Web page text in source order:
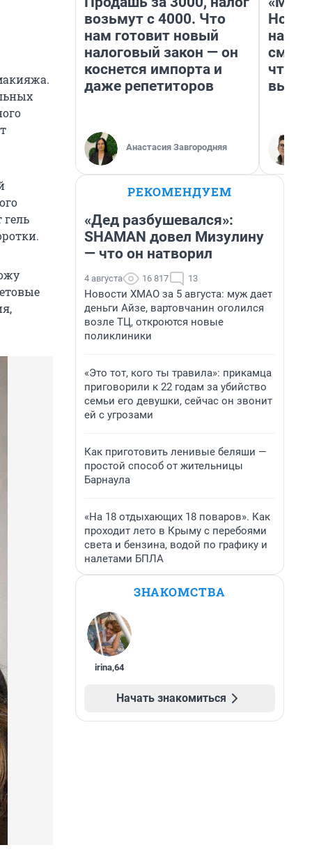
возьмут с 4000. Что
нам готовит новый
налоговый закон — он
коснется импорта и
даже репетиторов
Анастасия Завгородняя
РЕКОМЕНДУЕМ
«Дед разбушевался»:
SHAMAN довел Мизулину
— что он натворил
4 августа 16 817 13
Новости ХМАО за 5 августа: муж дает
деньги Айзе, вартовчанин оголился
возле ТЦ, откроются новые
поликлиники
«Это тот, кого ты травила»: прикамца
приговорили к 22 годам за убийство
семьи его девушки, сейчас он звонит
ей с угрозами
Как приготовить ленивые беляши —
простой способ от жительницы
Барнаула
«На 18 отдыхающих 18 поваров». Как
проходит лето в Крыму с перебоями
света и бензина, водой по графику и
налетами БПЛА
ЗНАКОМСТВА
irina,64
Начать знакомиться